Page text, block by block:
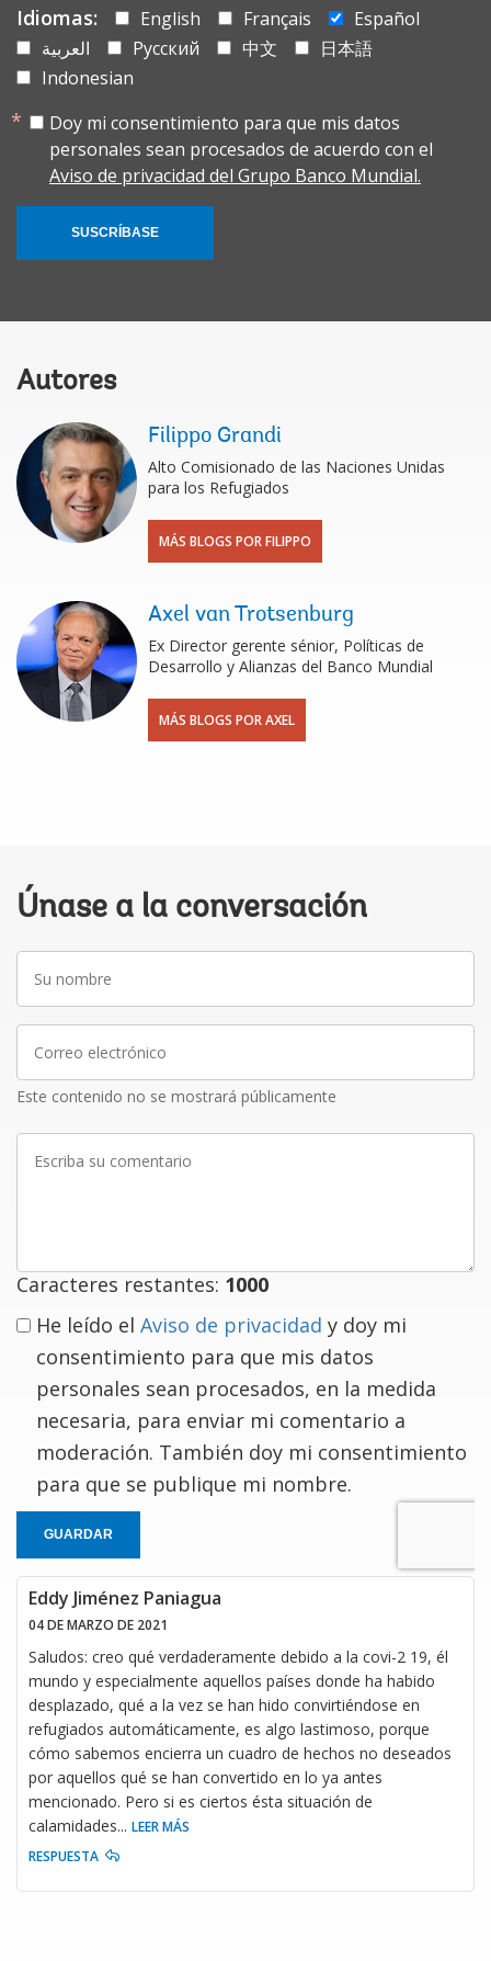
Idiomas: English Français
Español
العربية
Русский 中文
日本語
Indonesian
Doy mi consentimiento para que mis datos
personales sean procesados de acuerdo con el
Aviso de privacidad del Grupo Banco Mundial.
SUSCRÍBASE
Autores
Filippo Grandi
Alto Comisionado de las Naciones Unidas
para los Refugiados
MÁS BLOGS POR FILIPPO
Axel van Trotsenburg
Ex Director gerente sénior, Políticas de
Desarrollo y Alianzas del Banco Mundial
MÁS BLOGS POR AXEL
Únase a la conversación
nombre
electrónico
Este contenido no se mostrará públicamente
Caracteres restantes: 1000
He leído el Aviso de privacidad y doy mi
consentimiento para que mis datos
personales sean procesados, en la medida
necesaria, para enviar mi comentario a
moderación. También doy mi consentimiento
para que se publique mi nombre.
GUARDAR
Eddy Jiménez Paniagua
04 DE MARZO DE 2021
Saludos: creo qué verdaderamente debido a la covi-2 19, él
mundo y especialmente aquellos países donde ha habido
desplazado, qué a la vez se han hido convirtiéndose en
refugiados automáticamente, es algo lastimoso, porque
cómo sabemos encierra un cuadro de hechos no deseados
por aquellos qué se han convertido en lo ya antes
mencionado. Pero si es ciertos ésta situación de
calamidades... LEER MÁS
RESPUESTA